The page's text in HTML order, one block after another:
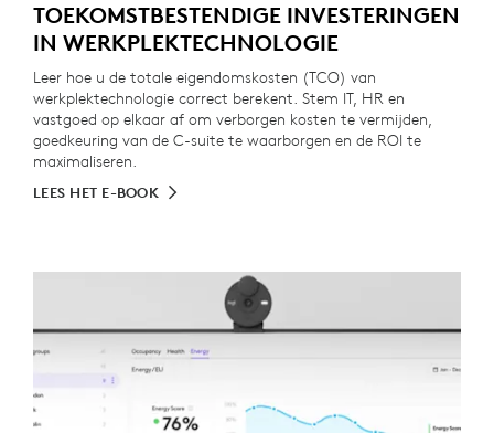
TOEKOMSTBESTENDIGE INVESTERINGEN
IN WERKPLEKTECHNOLOGIE
Leer hoe u de totale eigendomskosten (TCO) van
werkplektechnologie correct berekent. Stem IT, HR en
vastgoed op elkaar af om verborgen kosten te vermijden,
goedkeuring van de C-suite te waarborgen en de ROI te
maximaliseren.
LEES HET E-BOOK